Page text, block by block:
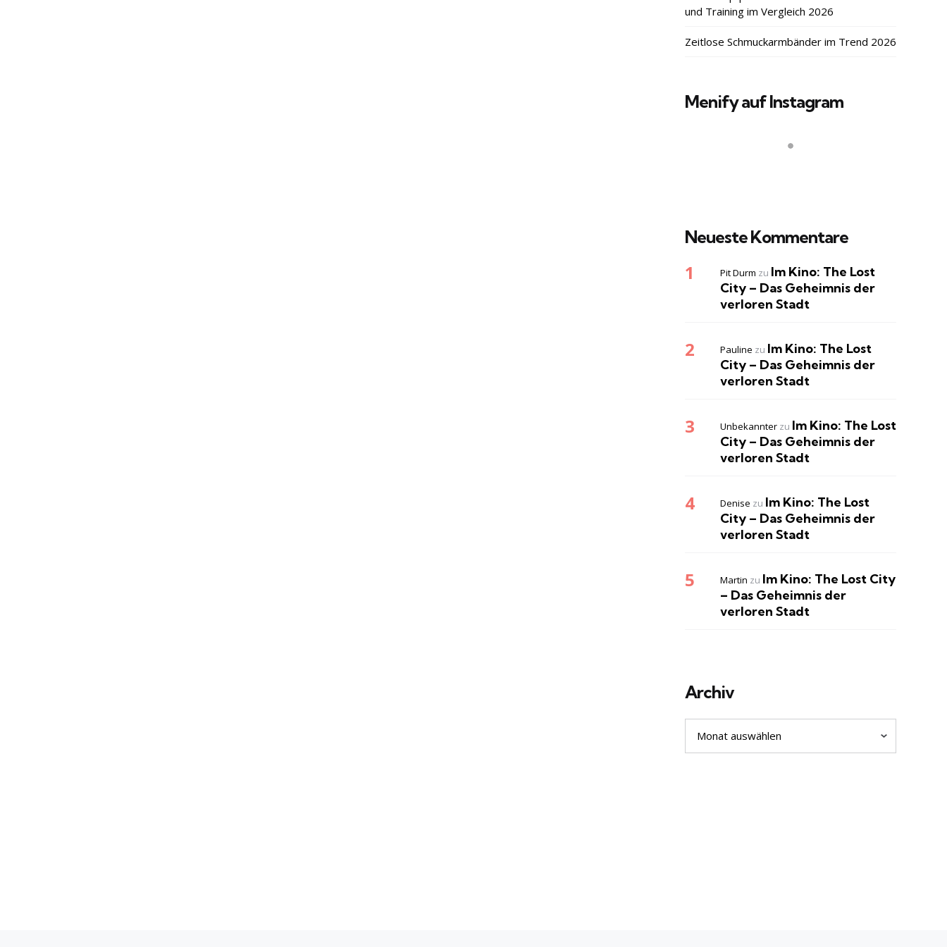
und Training im Vergleich 2026
Zeitlose Schmuckarmbänder im Trend 2026
Menify auf Instagram
Neueste Kommentare
Pit Durm zu Im Kino: The Lost
City – Das Geheimnis der
verloren Stadt
Pauline zu Im Kino: The Lost
City – Das Geheimnis der
verloren Stadt
Unbekannter zu Im Kino: The Lost
City – Das Geheimnis der
verloren Stadt
Denise zu Im Kino: The Lost
City – Das Geheimnis der
verloren Stadt
Martin zu Im Kino: The Lost City
– Das Geheimnis der
verloren Stadt
Archiv